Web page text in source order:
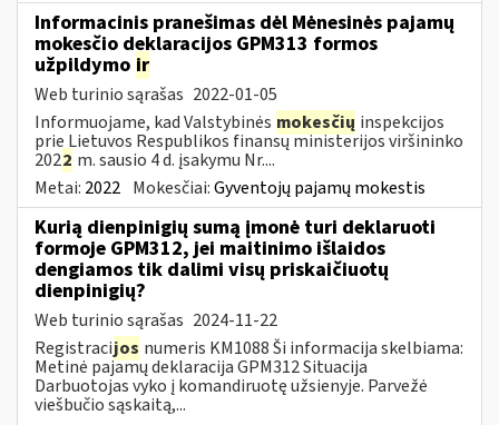
Informacinis pranešimas dėl Mėnesinės pajamų
mokesčio deklaracijos GPM313 formos
užpildymo ir
Web turinio sąrašas 2022-01-05
Informuojame, kad Valstybinės mokesčių inspekcijos
prie Lietuvos Respublikos finansų ministerijos viršininko
2022 m. sausio 4 d. įsakymu Nr....
Metai: 2022 Mokesčiai:Gyventojų pajamų mokestis
Kurią dienpinigių sumą įmonė turi deklaruoti
formoje GPM312, jei maitinimo išlaidos
dengiamos tik dalimi visų priskaičiuotų
dienpinigių?
Web turinio sąrašas 2024-11-22
Registracijos numeris KM1088 Ši informacija skelbiama:
Metinė pajamų deklaracija GPM312 Situacija
Darbuotojas vyko į komandiruotę užsienyje. Parvežė
viešbučio sąskaitą,...